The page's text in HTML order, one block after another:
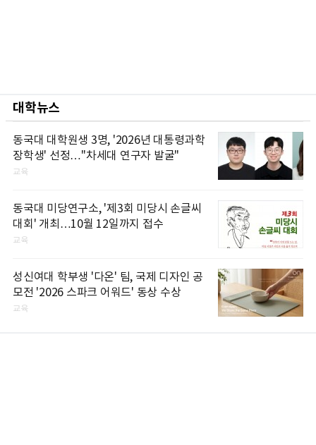
대학뉴스
동국대 대학원생 3명, '2026년 대통령과학
장학생' 선정…"차세대 연구자 발굴"
교육
동국대 미당연구소, '제3회 미당시 손글씨
대회' 개최…10월 12일까지 접수
교육
성신여대 학부생 '다온' 팀, 국제 디자인 공
모전 '2026 스파크 어워드' 동상 수상
교육